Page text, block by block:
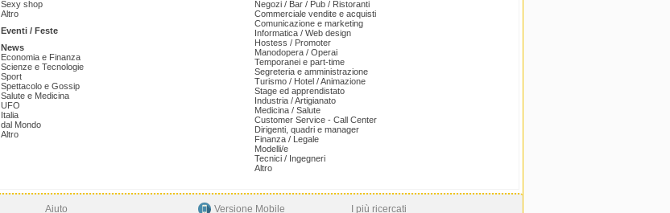
Sexy shop
Altro
Eventi / Feste
News
Economia e Finanza
Scienze e Tecnologie
Sport
Spettacolo e Gossip
Salute e Medicina
UFO
Italia
dal Mondo
Altro
Negozi / Bar / Pub / Ristoranti
Commerciale vendite e acquisti
Comunicazione e marketing
Informatica / Web design
Hostess / Promoter
Manodopera / Operai
Temporanei e part-time
Segreteria e amministrazione
Turismo / Hotel / Animazione
Stage ed apprendistato
Industria / Artigianato
Medicina / Salute
Customer Service - Call Center
Dirigenti, quadri e manager
Finanza / Legale
Modelli/e
Tecnici / Ingegneri
Altro
Aiuto Versione Mobile I più ricercati